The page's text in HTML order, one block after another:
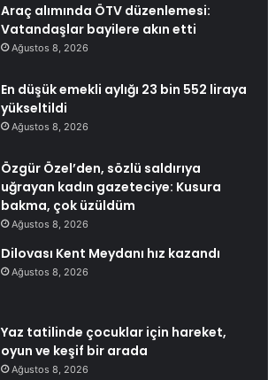
Araç alımında ÖTV düzenlemesi:
Vatandaşlar bayilere akın etti
Ağustos 8, 2026
En düşük emekli aylığı 23 bin 552 liraya
yükseltildi
Ağustos 8, 2026
Özgür Özel’den, sözlü saldırıya
uğrayan kadın gazeteciye: Kusura
bakma, çok üzüldüm
Ağustos 8, 2026
Dilovası Kent Meydanı hız kazandı
Ağustos 8, 2026
Yaz tatilinde çocuklar için hareket,
oyun ve keşif bir arada
Ağustos 8, 2026